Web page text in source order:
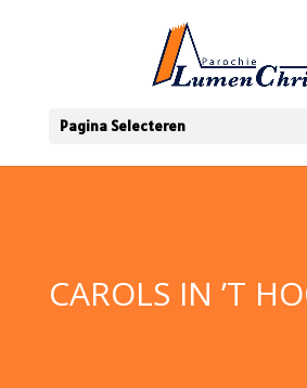
Pagina Selecteren
CAROLS IN ’T